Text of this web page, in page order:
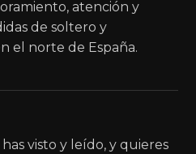
atención y
de soltero y
el norte de España.
visto y leído, y quieres